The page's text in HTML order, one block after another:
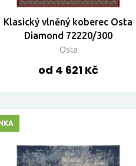
Klasický vlněný koberec Osta
Diamond 72220/300
Osta
od 4 621 Kč